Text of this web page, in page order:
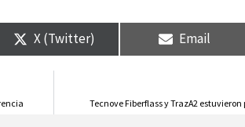
X (Twitter) Email
Tecnove Fiberflass y TrazA2